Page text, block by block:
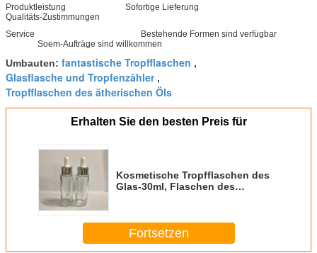
Produktleistung Sofortige Lieferung
Qualitäts-Zustimmungen
Service Bestehende Formen sind verfügbar
Soem-Aufträge sind willkommen
Umbauten: fantastische Tropfflaschen ,
Glasflasche und Tropfenzähler,
Tropfflaschen des ätherischen Öls
Erhalten Sie den besten Preis für
Kosmetische Tropfflaschen des
Glas-30ml, Flaschen des
Fortsetzen